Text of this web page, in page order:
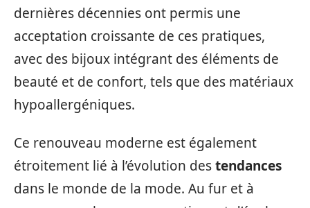
dernières décennies ont permis une
acceptation croissante de ces pratiques,
avec des bijoux intégrant des éléments de
beauté et de confort, tels que des matériaux
hypoallergéniques.
Ce renouveau moderne est également
étroitement lié à l’évolution destendances
dans le monde de la mode. Au fur et à